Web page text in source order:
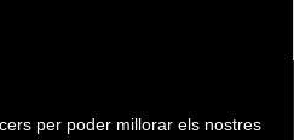
per poder millorar els nostres